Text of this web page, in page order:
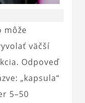
môže
väčší
Odpoveď
„kapsula“
5–50